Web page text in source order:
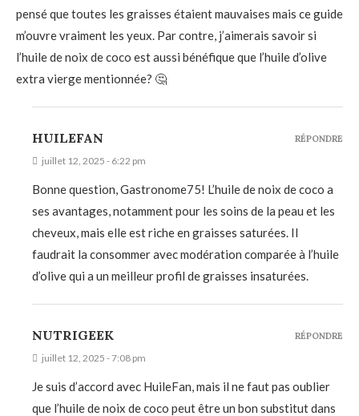
pensé que toutes les graisses étaient mauvaises mais ce guide
m’ouvre vraiment les yeux. Par contre, j’aimerais savoir si
l’huile de noix de coco est aussi bénéfique que l’huile d’olive
extra vierge mentionnée? 🤔
HUILEFAN
juillet 12, 2025 - 6:22 pm
Bonne question, Gastronome75! L’huile de noix de coco a
ses avantages, notamment pour les soins de la peau et les
cheveux, mais elle est riche en graisses saturées. Il
faudrait la consommer avec modération comparée à l’huile
d’olive qui a un meilleur profil de graisses insaturées.
RÉPONDRE
NUTRIGEEK
juillet 12, 2025 - 7:08 pm
Je suis d’accord avec HuileFan, mais il ne faut pas oublier
que l’huile de noix de coco peut être un bon substitut dans
RÉPONDRE